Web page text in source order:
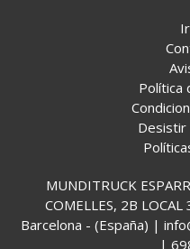
Política
Desistir
MUNDITRUCK
COMELLES, 2B
Barcelona - (España) |
|